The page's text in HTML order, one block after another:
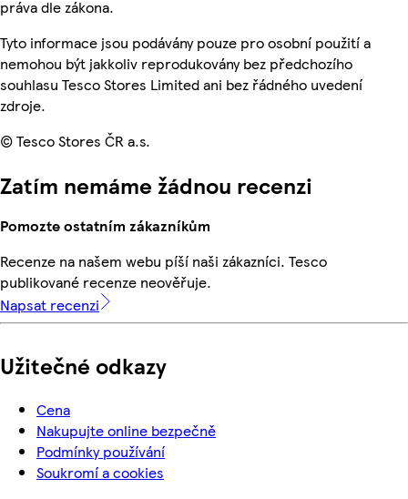
práva dle zákona.
Tyto informace jsou podávány pouze pro osobní použití a
nemohou být jakkoliv reprodukovány bez předchozího
souhlasu Tesco Stores Limited ani bez řádného uvedení
zdroje.
© Tesco Stores ČR a.s.
Zatím nemáme žádnou recenzi
Pomozte ostatním zákazníkům
Recenze na našem webu píší naši zákazníci. Tesco
publikované recenze neověřuje.
Napsat recenzi
Užitečné odkazy
Cena
Nakupujte online bezpečně
Podmínky používání
Soukromí a cookies